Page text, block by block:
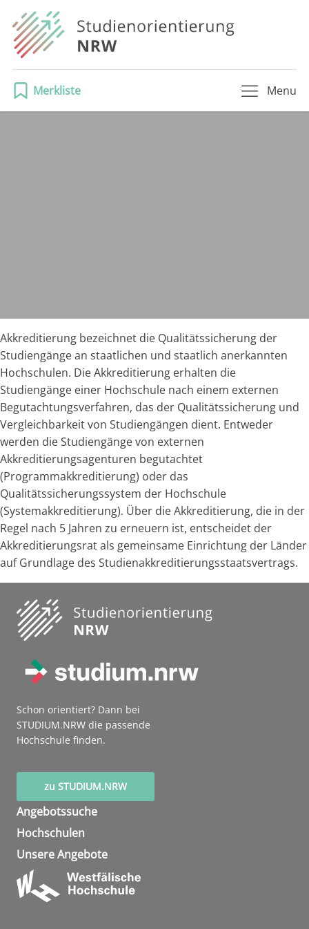
Merkliste Menu
Akkreditierung bezeichnet die Qualitätssicherung der
Studiengänge an staatlichen und staatlich anerkannten
Hochschulen. Die Akkreditierung erhalten die
Studiengänge einer Hochschule nach einem externen
Begutachtungsverfahren, das der Qualitätssicherung und
Vergleichbarkeit von Studiengängen dient. Entweder
werden die Studiengänge von externen
Akkreditierungsagenturen begutachtet
(Programmakkreditierung) oder das
Qualitätssicherungssystem der Hochschule
(Systemakkreditierung). Über die Akkreditierung, die in der
Regel nach 5 Jahren zu erneuern ist, entscheidet der
Akkreditierungsrat als gemeinsame Einrichtung der Länder
auf Grundlage des Studienakkreditierungsstaatsvertrags.
Schon orientiert? Dann bei
STUDIUM.NRW die passende
Hochschule finden.
zu STUDIUM.NRW
Angebotssuche
Hochschulen
Unsere Angebote